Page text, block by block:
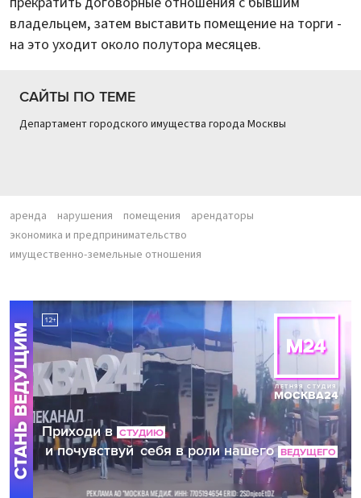
владельцем, затем выставить помещение на торги -
на это уходит около полутора месяцев.
САЙТЫ ПО ТЕМЕ
Департамент городского имущества города Москвы
аренда нарушения помещения
арендаторы
экономика и предпринимательство
имущественно-земельные отношения